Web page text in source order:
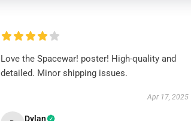
Love the Spacewar! poster! High-quality and
detailed. Minor shipping issues.
Apr 17, 2025
Dylan